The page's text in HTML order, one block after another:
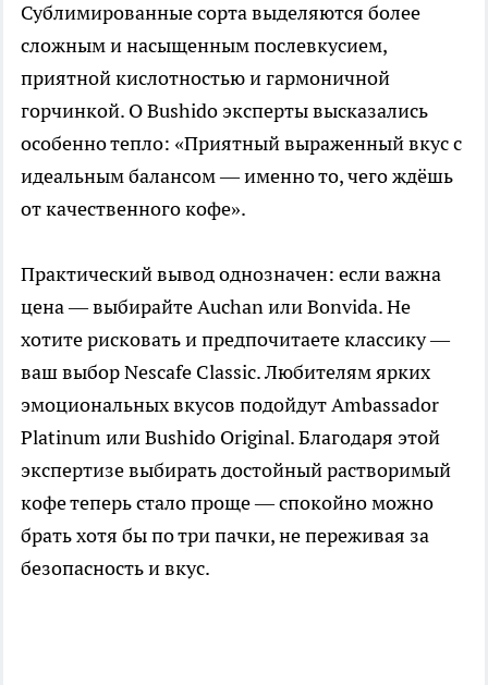
Сублимированные сорта выделяются более
сложным и насыщенным послевкусием,
приятной кислотностью и гармоничной
горчинкой. О Bushido эксперты высказались
особенно тепло: «Приятный выраженный вкус с
идеальным балансом — именно то, чего ждёшь
от качественного кофе».
Практический вывод однозначен: если важна
цена — выбирайте Auchan или Bonvida. Не
хотите рисковать и предпочитаете классику —
ваш выбор Nescafe Classic. Любителям ярких
эмоциональных вкусов подойдут Ambassador
Platinum или Bushido Original. Благодаря этой
экспертизе выбирать достойный растворимый
кофе теперь стало проще — спокойно можно
брать хотя бы по три пачки, не переживая за
безопасность и вкус.